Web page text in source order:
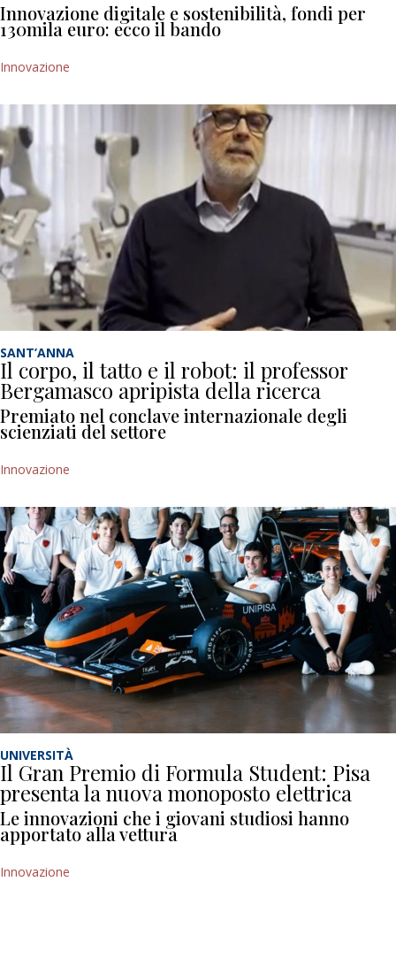
Innovazione digitale e sostenibilità, fondi per
130mila euro: ecco il bando
Innovazione
SANT’ANNA
Il corpo, il tatto e il robot: il professor
Bergamasco apripista della ricerca
Premiato nel conclave internazionale degli
scienziati del settore
Innovazione
UNIVERSITÀ
Il Gran Premio di Formula Student: Pisa
presenta la nuova monoposto elettrica
Le innovazioni che i giovani studiosi hanno
apportato alla vettura
Innovazione